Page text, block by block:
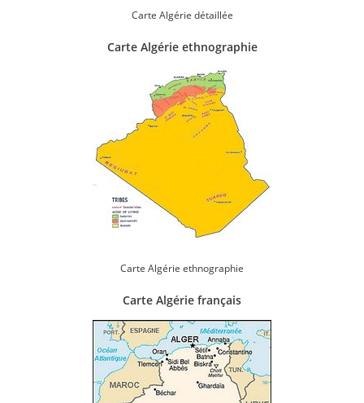
Carte Algérie détaillée
Carte Algérie ethnographie
Carte Algérie ethnographie
Carte Algérie français